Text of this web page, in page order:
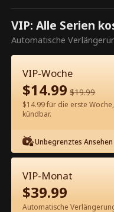
Dies ist
Episode.
60
VIP: Alle Serien
Automatische
VIP-Woche
$14.99 $19.99
$14.99 für die erste
kündbar.
Unbegrenztes Ansehen
VIP-Monat
$39.99
Automatische